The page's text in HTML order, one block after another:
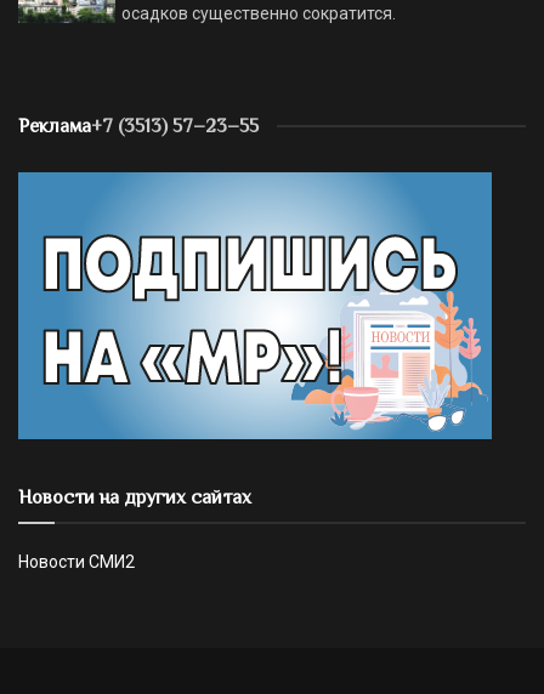
осадков существенно сократится.
Реклама+7 (3513) 57–23–55
Новости на других сайтах
Новости СМИ2